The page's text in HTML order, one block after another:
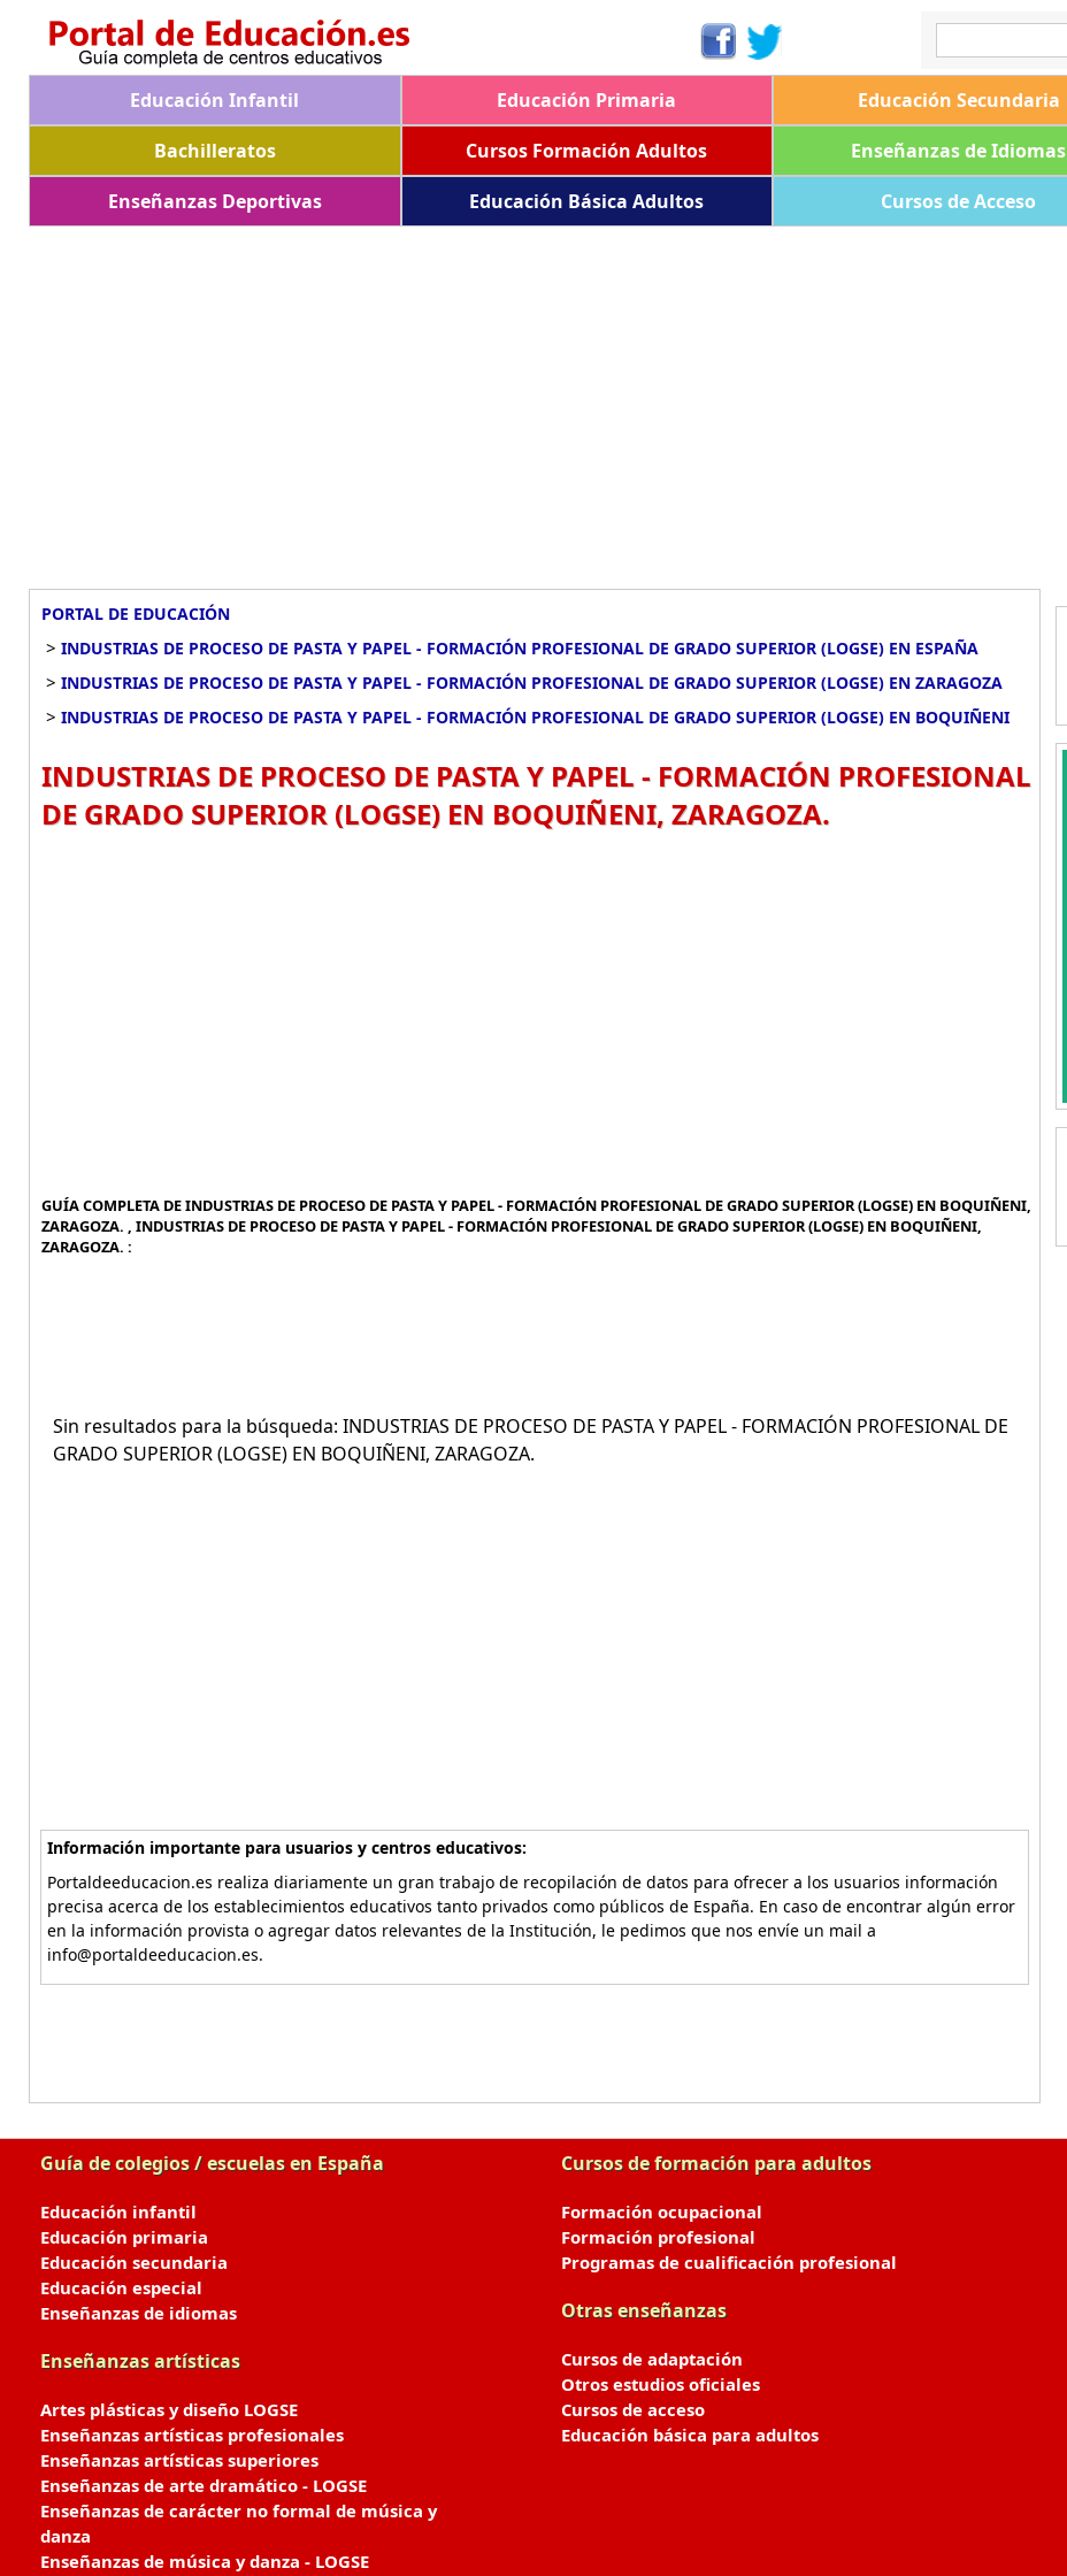
Educación Infantil Educación Primaria Educación Secundaria
Bachilleratos
Cursos Formación Adultos Enseñanzas de Idiomas
Enseñanzas Deportivas
Educación Básica Adultos Cursos de Acceso
PORTAL DE EDUCACIÓN
> INDUSTRIAS DE PROCESO DE PASTA Y PAPEL - FORMACIÓN PROFESIONAL DE GRADO SUPERIOR (LOGSE) EN ESPAÑA
> INDUSTRIAS DE PROCESO DE PASTA Y PAPEL - FORMACIÓN PROFESIONAL DE GRADO SUPERIOR (LOGSE) EN ZARAGOZA
> INDUSTRIAS DE PROCESO DE PASTA Y PAPEL - FORMACIÓN PROFESIONAL DE GRADO SUPERIOR (LOGSE) EN BOQUIÑENI
INDUSTRIAS DE PROCESO DE PASTA Y PAPEL - FORMACIÓN PROFESIONAL
DE GRADO SUPERIOR (LOGSE) EN BOQUIÑENI, ZARAGOZA.
GUÍA COMPLETA DE INDUSTRIAS DE PROCESO DE PASTA Y PAPEL - FORMACIÓN PROFESIONAL DE GRADO SUPERIOR (LOGSE) EN BOQUIÑENI,
ZARAGOZA. , INDUSTRIAS DE PROCESO DE PASTA Y PAPEL - FORMACIÓN PROFESIONAL DE GRADO SUPERIOR (LOGSE) EN BOQUIÑENI,
ZARAGOZA. :
Sin resultados para la búsqueda: INDUSTRIAS DE PROCESO DE PASTA Y PAPEL - FORMACIÓN PROFESIONAL DE
GRADO SUPERIOR (LOGSE) EN BOQUIÑENI, ZARAGOZA.
Información importante para usuarios y centros educativos:
Portaldeeducacion.es realiza diariamente un gran trabajo de recopilación de datos para ofrecer a los usuarios información
precisa acerca de los establecimientos educativos tanto privados como públicos de España. En caso de encontrar algún error
en la información provista o agregar datos relevantes de la Institución, le pedimos que nos envíe un mail a
info@portaldeeducacion.es.
Guía de colegios / escuelas en España
Educación infantil
Educación primaria
Educación secundaria
Educación especial
Enseñanzas de idiomas
Enseñanzas artísticas
Artes plásticas y diseño LOGSE
Enseñanzas artísticas profesionales
Enseñanzas artísticas superiores
Enseñanzas de arte dramático - LOGSE
Enseñanzas de carácter no formal de música y
danza
Enseñanzas de música y danza - LOGSE
Cursos de formación para adultos
Formación ocupacional
Formación profesional
Programas de cualificación profesional
Otras enseñanzas
Cursos de adaptación
Otros estudios oficiales
Cursos de acceso
Educación básica para adultos